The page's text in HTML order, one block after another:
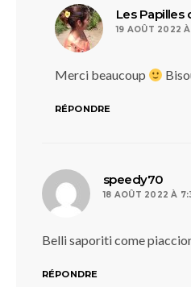
Les Papilles
19 AOÛT 2022
Merci beaucoup
RÉPONDRE
speedy70
18 AOÛT 2022 À
Belli saporiti come
RÉPONDRE